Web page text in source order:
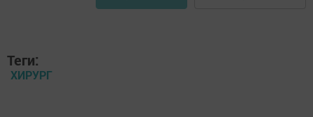
Теги:
ХИРУРГ